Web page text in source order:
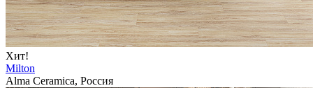
Хит!
Milton
Alma Ceramica, Россия